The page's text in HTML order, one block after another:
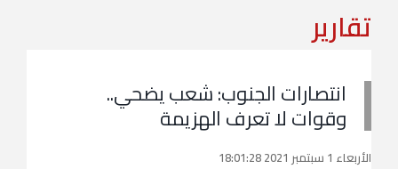
تقارير
انتصارات الجنوب: شعب يضحي..
وقوات لا تعرف الهزيمة
الأربعاء 1 سبتمبر 2021 18:01:28